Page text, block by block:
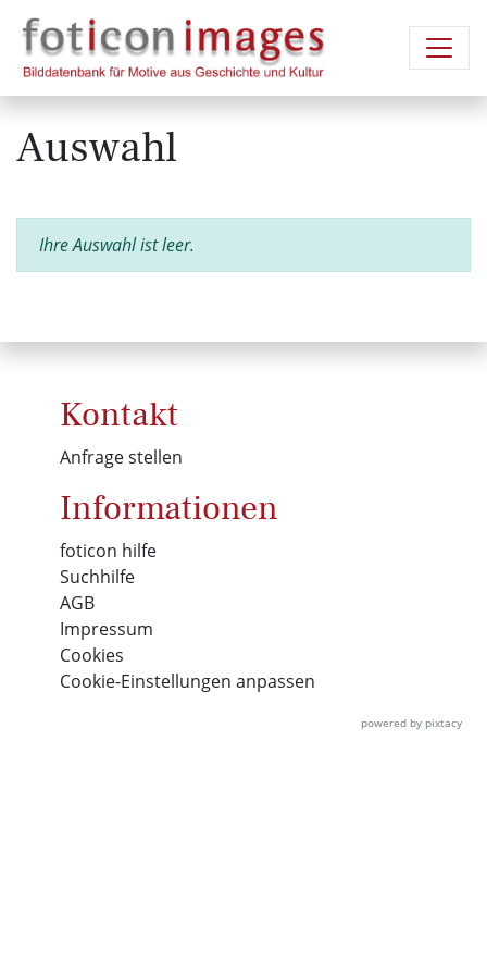
Auswahl
Ihre Auswahl ist leer.
Kontakt
Anfrage stellen
Informationen
foticon hilfe
Suchhilfe
AGB
Impressum
Cookies
Cookie-Einstellungen anpassen
powered by pixtacy